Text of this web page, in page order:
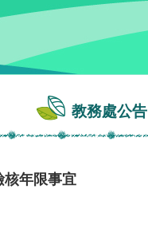
教務處公告
核年限事宜